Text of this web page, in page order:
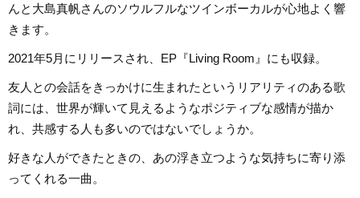
んと大島真帆さんのソウルフルなツインボーカルが心地よく響
きます。
2021年5月にリリースされ、EP『Living Room』にも収録。
友人との会話をきっかけに生まれたというリアリティのある歌
詞には、世界が輝いて見えるようなポジティブな感情が描か
れ、共感する人も多いのではないでしょうか。
好きな人ができたときの、あの浮き立つような気持ちに寄り添
ってくれる一曲。